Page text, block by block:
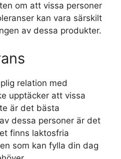
om att vissa personer
kan vara särskilt
av dessa produkter.
relation med
upptäcker att vissa
är det bästa
dessa personer är det
finns laktosfria
som kan fylla din dag